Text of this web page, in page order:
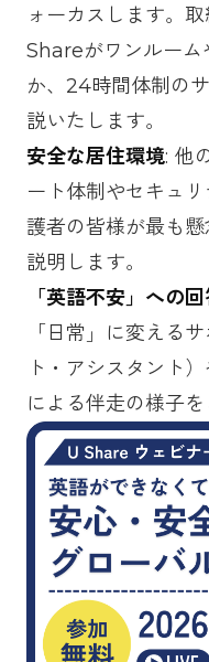
ォーカスします。
Shareがワンルーム
か、24時間体制の
説いたします。
安全な居住環境: 他
ート体制やセキュ
護者の皆様が最も
説明します。
「英語不安」への
「日常」に変える
ト・アシスタント
による伴走の様子を